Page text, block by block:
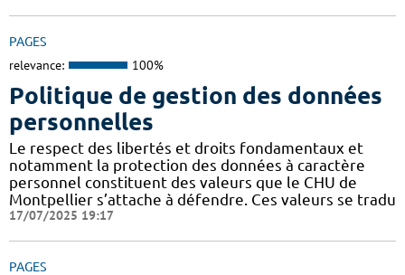
PAGES
relevance: 100%
Politique de gestion des données
personnelles
Le respect des libertés et droits fondamentaux et
notamment la protection des données à caractère
personnel constituent des valeurs que le CHU de
Montpellier s’attache à défendre. Ces valeurs se tradu
17/07/2025 19:17
PAGES